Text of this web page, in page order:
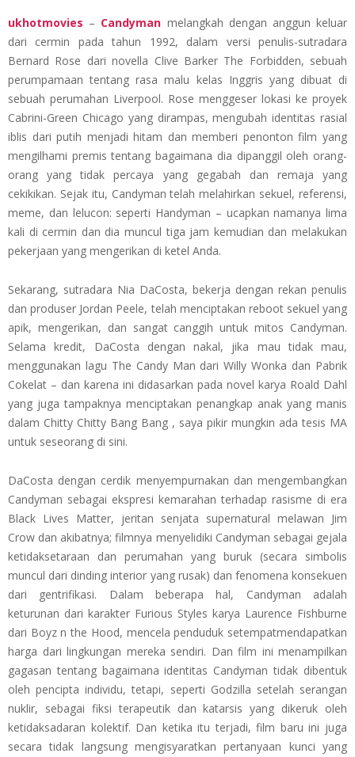
ukhotmovies – Candyman melangkah dengan anggun keluar
dari cermin pada tahun 1992, dalam versi penulis-sutradara
Bernard Rose dari novella Clive Barker The Forbidden, sebuah
perumpamaan tentang rasa malu kelas Inggris yang dibuat di
sebuah perumahan Liverpool. Rose menggeser lokasi ke proyek
Cabrini-Green Chicago yang dirampas, mengubah identitas rasial
iblis dari putih menjadi hitam dan memberi penonton film yang
mengilhami premis tentang bagaimana dia dipanggil oleh orang-
orang yang tidak percaya yang gegabah dan remaja yang
cekikikan. Sejak itu, Candyman telah melahirkan sekuel, referensi,
meme, dan lelucon: seperti Handyman – ucapkan namanya lima
kali di cermin dan dia muncul tiga jam kemudian dan melakukan
pekerjaan yang mengerikan di ketel Anda.
Sekarang, sutradara Nia DaCosta, bekerja dengan rekan penulis
dan produser Jordan Peele, telah menciptakan reboot sekuel yang
apik, mengerikan, dan sangat canggih untuk mitos Candyman.
Selama kredit, DaCosta dengan nakal, jika mau tidak mau,
menggunakan lagu The Candy Man dari Willy Wonka dan Pabrik
Cokelat – dan karena ini didasarkan pada novel karya Roald Dahl
yang juga tampaknya menciptakan penangkap anak yang manis
dalam Chitty Chitty Bang Bang , saya pikir mungkin ada tesis MA
untuk seseorang di sini.
DaCosta dengan cerdik menyempurnakan dan mengembangkan
Candyman sebagai ekspresi kemarahan terhadap rasisme di era
Black Lives Matter, jeritan senjata supernatural melawan Jim
Crow dan akibatnya; filmnya menyelidiki Candyman sebagai gejala
ketidaksetaraan dan perumahan yang buruk (secara simbolis
muncul dari dinding interior yang rusak) dan fenomena konsekuen
dari gentrifikasi. Dalam beberapa hal, Candyman adalah
keturunan dari karakter Furious Styles karya Laurence Fishburne
dari Boyz n the Hood, mencela penduduk setempatmendapatkan
harga dari lingkungan mereka sendiri. Dan film ini menampilkan
gagasan tentang bagaimana identitas Candyman tidak dibentuk
oleh pencipta individu, tetapi, seperti Godzilla setelah serangan
nuklir, sebagai fiksi terapeutik dan katarsis yang dikeruk oleh
ketidaksadaran kolektif. Dan ketika itu terjadi, film baru ini juga
secara tidak langsung mengisyaratkan pertanyaan kunci yang